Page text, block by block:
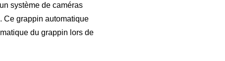
système de caméras
Ce grappin automatique
du grappin lors de